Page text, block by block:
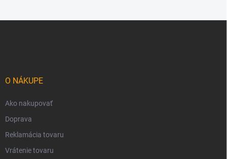
O NÁKUPE
Ako nakupovať
Doprava
Reklamácia tovaru
Vrátenie tovaru